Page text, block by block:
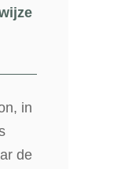
in
de